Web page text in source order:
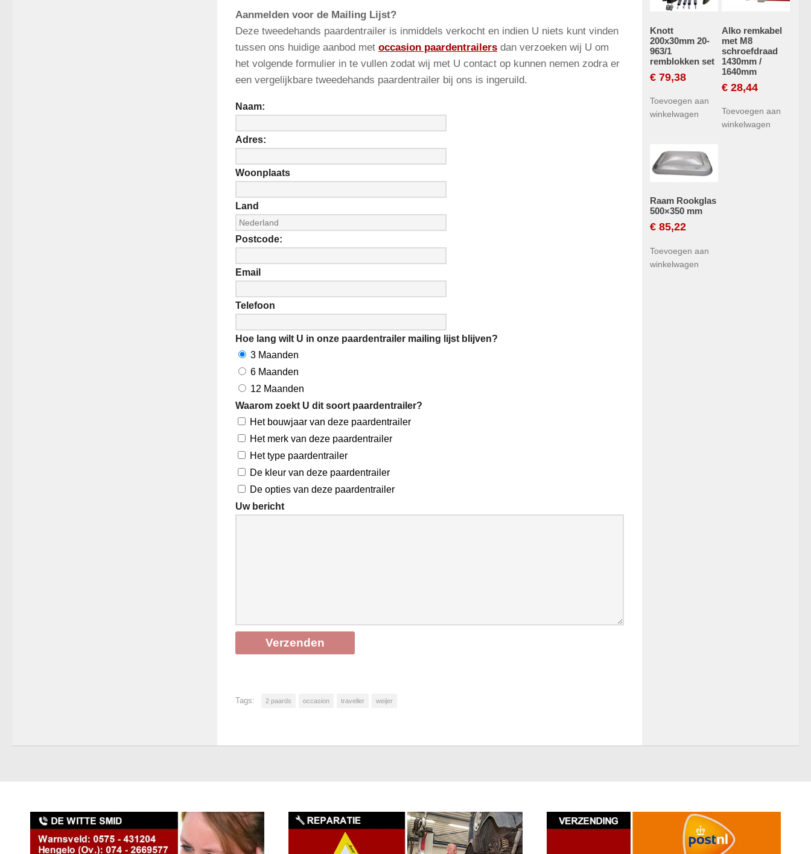
Aanmelden voor de Mailing Lijst?
Deze tweedehands paardentrailer is inmiddels verkocht en indien U niets kunt vinden
tussen ons huidige aanbod met occasion paardentrailers dan verzoeken wij U om
het volgende formulier in te vullen zodat wij met U contact op kunnen nemen zodra er
een vergelijkbare tweedehands paardentrailer bij ons is ingeruild.
Naam:
Adres:
Woonplaats
Land
Postcode:
Email
Telefoon
Hoe lang wilt U in onze paardentrailer mailing lijst blijven?
3 Maanden
6 Maanden
12 Maanden
Waarom zoekt U dit soort paardentrailer?
Het bouwjaar van deze paardentrailer
Het merk van deze paardentrailer
Het type paardentrailer
De kleur van deze paardentrailer
De opties van deze paardentrailer
Uw bericht
Tags: 2 paards occasion traveller weijer
Knott
200x30mm 20-
963/1
remblokken set
€ 79,38
Toevoegen aan
winkelwagen
Alko remkabel
met M8
schroefdraad
1430mm /
1640mm
€28,44
Toevoegen aan
winkelwagen
Raam Rookglas
500×350 mm
€ 85,22
Toevoegen aan
winkelwagen